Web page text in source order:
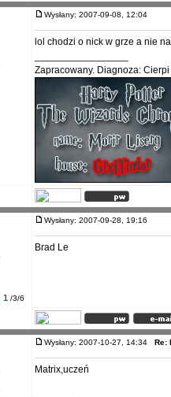
Wysłany: 2007-09-08, 12:04
lol chodzi o nick w grze a nie
Zapracowany. Diagnoza:
1 /3/6
Wysłany: 2007-09-28, 19:16
Brad Le
Wysłany: 2007-10-27, 14:34 Re:
Matrix,uczeń